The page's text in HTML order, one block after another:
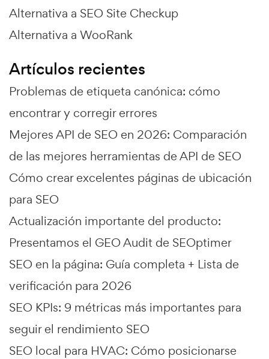
Alternativa a SEO Site Checkup
Alternativa a WooRank
Artículos recientes
Problemas de etiqueta canónica: cómo
encontrar y corregir errores
Mejores API de SEO en 2026: Comparación
de las mejores herramientas de API de SEO
Cómo crear excelentes páginas de ubicación
para SEO
Actualización importante del producto:
Presentamos el GEO Audit de SEOptimer
SEO en la página: Guía completa + Lista de
verificación para 2026
SEO KPIs: 9 métricas más importantes para
seguir el rendimiento SEO
SEO local para HVAC: Cómo posicionarse